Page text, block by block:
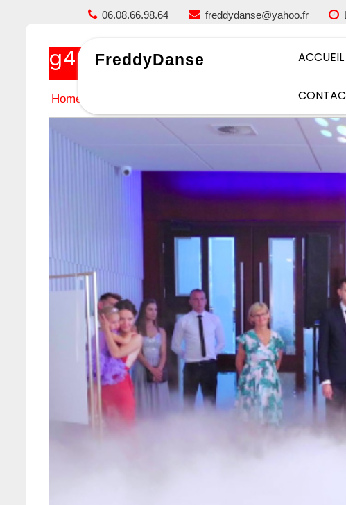
06.08.66.98.64 freddydanse@yahoo.fr
FreddyDanse ACCUEIL
g4
Home